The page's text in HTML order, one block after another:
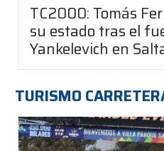
TC2000: Tomás
su estado tras el
Yankelevich en
TURISMO